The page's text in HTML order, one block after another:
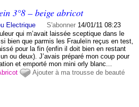
3°8 – beige abricot
Electrique S'abonner 14/01/11 08:23
qui m’avait laissée sceptique dans le
bien que parmis les Frauleïn reçus en test,
pour la fin (enfin il doit bien en restant
ou deux). J’avais préparé mon coup pour
et emporté mon mini orly blanc...
Ajouter à ma trousse de beauté